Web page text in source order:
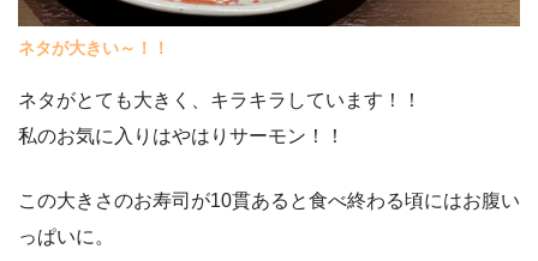
ネタが大きい～！！
ネタがとても大きく、キラキラしています！！
私のお気に入りはやはりサーモン！！
この大きさのお寿司が10貫あると食べ終わる頃にはお腹い
っぱいに。